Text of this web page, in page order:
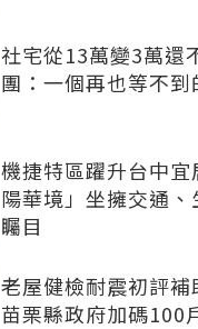
社宅從13萬變3萬還
團：一個再也等不到
機捷特區躍升台中
陽華境」坐擁交通
矚目
老屋健檢耐震初評補
苗栗縣政府加碼100